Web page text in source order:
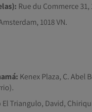
Rue du Commerce 31,
1018 VN.
Kenex Plaza, C. Abel
El Triangulo, David,